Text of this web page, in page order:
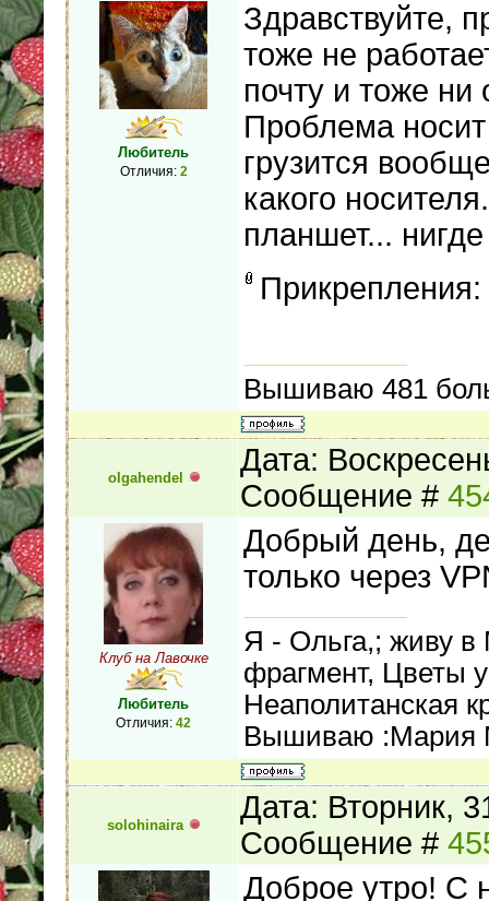
Любитель
Отличия: 2
Здравствуйте,
тоже не
почту и тоже ни
Проблема
грузится
какого
планшет...
Прикрепления:
Вышиваю 481
olgahendel
Дата:
Сообщение #
Клуб на Лавочке
Любитель
Отличия: 42
Добрый день,
только через
Я - Ольга,; живу
фрагмент, Цветы
Неаполитанская
Вышиваю :Мария
solohinaira
Дата: Вторник,
Сообщение #
Доброе утро! С